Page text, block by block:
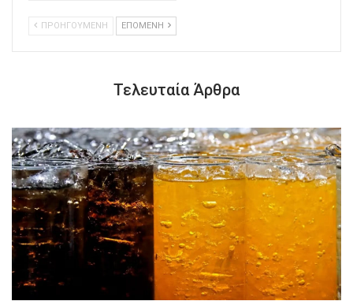
ΠΡΟΗΓΟΥΜΕΝΗ ΕΠΟΜΕΝΗ
Τελευταία Άρθρα